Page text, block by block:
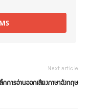
Next article
ลึกการอ่านออกเสียงภาษาอังกฤษ